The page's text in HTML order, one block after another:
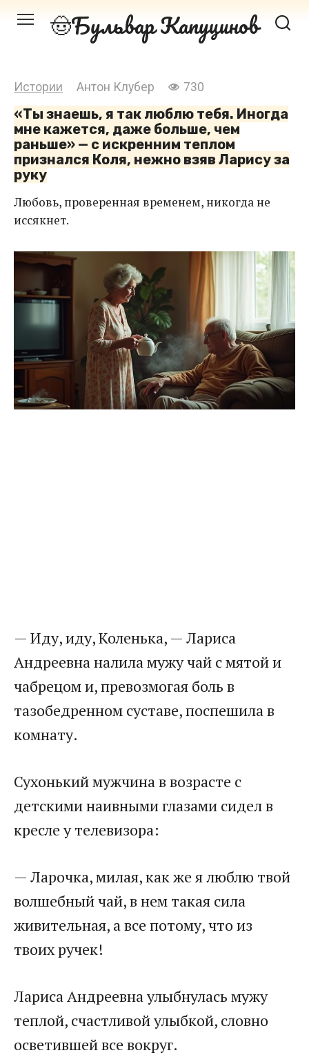
Перейти Бульвар Капуцинов
Истории Антон Клубер 730
«Ты знаешь, я так люблю тебя. Иногда
мне кажется, даже больше, чем
раньше» — с искренним теплом
признался Коля, нежно взяв Ларису за
руку
Любовь, проверенная временем, никогда не
иссякнет.
— Иду, иду, Коленька, — Лариса
Андреевна налила мужу чай с мятой и
чабрецом и, превозмогая боль в
тазобедренном суставе, поспешила в
комнату.
Сухонький мужчина в возрасте с
детскими наивными глазами сидел в
кресле у телевизора:
— Ларочка, милая, как же я люблю твой
волшебный чай, в нем такая сила
живительная, а все потому, что из
твоих ручек!
Лариса Андреевна улыбнулась мужу
теплой, счастливой улыбкой, словно
осветившей все вокруг.